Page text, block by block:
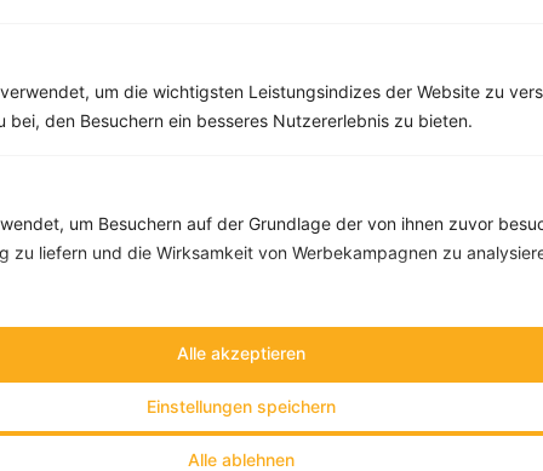
um die wichtigsten Leistungsindizes der Website zu
bei, den Besuchern ein besseres Nutzererlebnis zu bieten.
um Besuchern auf der Grundlage der von ihnen zuvor
zu liefern und die Wirksamkeit von Werbekampagnen zu
Alle ablehnen
Einstellungen speichern
Alle akzeptieren
Kohlehydrate:64 g